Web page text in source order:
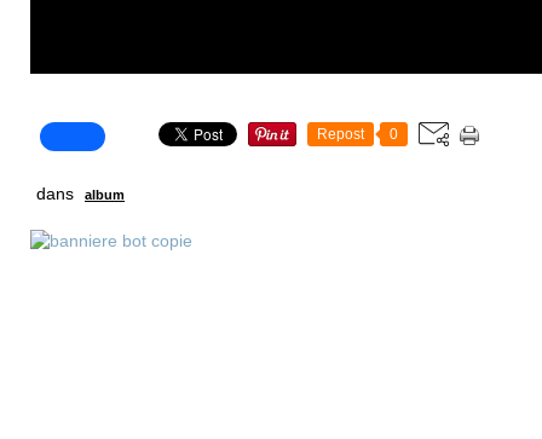
Repost 0
dans album